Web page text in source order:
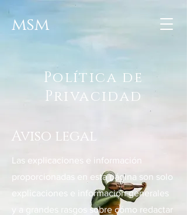
msm
Política de
Privacidad
Aviso legal
Las explicaciones e información
proporcionadas en esta página son solo
explicaciones e información generales
y a grandes rasgos sobre cómo redactar